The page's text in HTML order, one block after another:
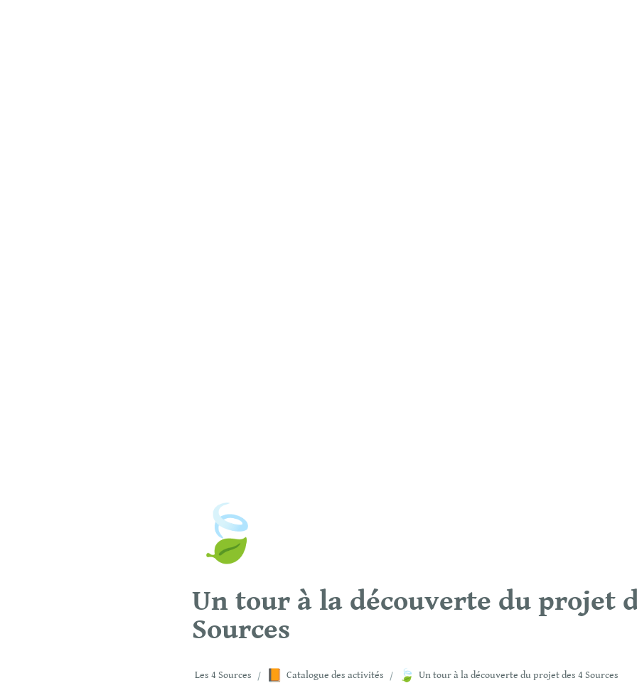
🍃
Un tour à la découverte du projet
Sources
Les 4 Sources / Catalogue des activités / 🍃 Un tour à la découverte du projet des 4 Sources